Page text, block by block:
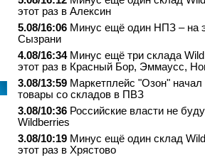
этот раз в Алексин
5.08/16:06 Минус ещё один НПЗ – на
Сызрани
4.08/16:34 Минус ещё три склада
этот раз в Красный Бор, Эммаусс,
3.08/13:59 Маркетплейс "Озон" начал
товары со складов в ПВЗ
3.08/10:36 Российские власти не
Wildberries
3.08/10:19 Минус ещё один склад
этот раз в Хрястово